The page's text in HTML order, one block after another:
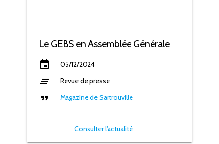
Le GEBS en Assemblée Générale
event
05/12/2024
clear_all Revue de presse
format_quote Magazine de Sartrouville
Consulter l'actualité